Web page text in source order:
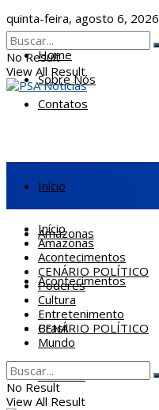
quinta-feira, agosto 6, 2026
Home
Sobre Nós
Contatos
No Result
View All Result
Início
Amazonas
Acontecimentos
CENÁRIO POLÍTICO
Poderes
Início
Amazonas
Acontecimentos
CENÁRIO POLÍTICO
Poderes
Cultura
Entretenimento
Brasil
Mundo
No Result
View All Result